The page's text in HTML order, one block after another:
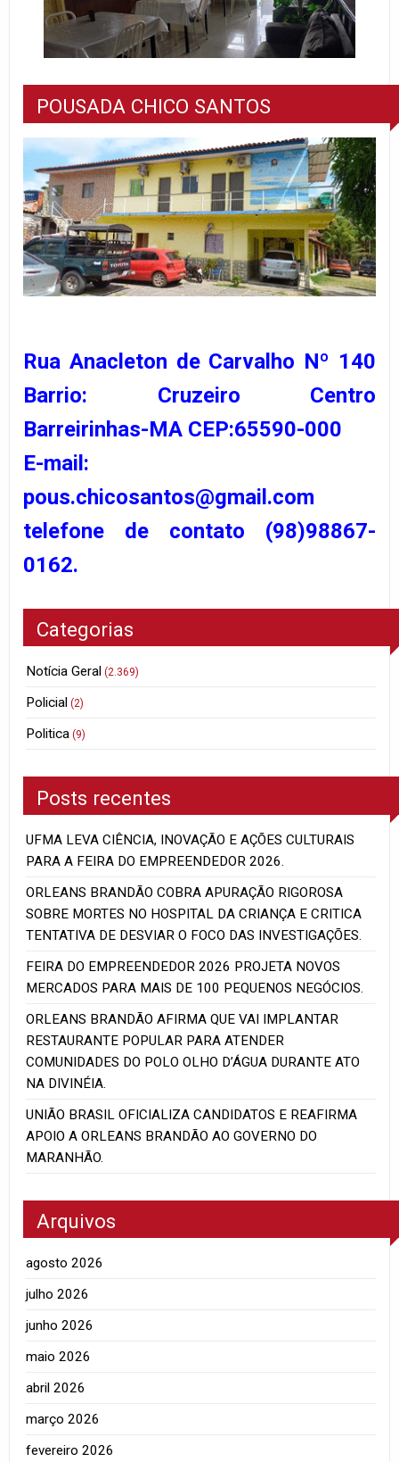
POUSADA CHICO SANTOS
Rua Anacleton de Carvalho Nº 140
Barrio: Cruzeiro Centro
Barreirinhas-MA CEP:65590-000
E-mail:
pous.chicosantos@gmail.com
telefone de contato (98)98867-
0162.
Categorias
Notícia Geral (2.369)
Policial (2)
Politica (9)
Posts recentes
UFMA LEVA CIÊNCIA, INOVAÇÃO E AÇÕES CULTURAIS
PARA A FEIRA DO EMPREENDEDOR 2026.
ORLEANS BRANDÃO COBRA APURAÇÃO RIGOROSA
SOBRE MORTES NO HOSPITAL DA CRIANÇA E CRITICA
TENTATIVA DE DESVIAR O FOCO DAS INVESTIGAÇÕES.
FEIRA DO EMPREENDEDOR 2026 PROJETA NOVOS
MERCADOS PARA MAIS DE 100 PEQUENOS NEGÓCIOS.
ORLEANS BRANDÃO AFIRMA QUE VAI IMPLANTAR
RESTAURANTE POPULAR PARA ATENDER
COMUNIDADES DO POLO OLHO D’ÁGUA DURANTE ATO
NA DIVINÉIA.
UNIÃO BRASIL OFICIALIZA CANDIDATOS E REAFIRMA
APOIO A ORLEANS BRANDÃO AO GOVERNO DO
MARANHÃO.
Arquivos
agosto 2026
julho 2026
junho 2026
maio 2026
abril 2026
março 2026
fevereiro 2026